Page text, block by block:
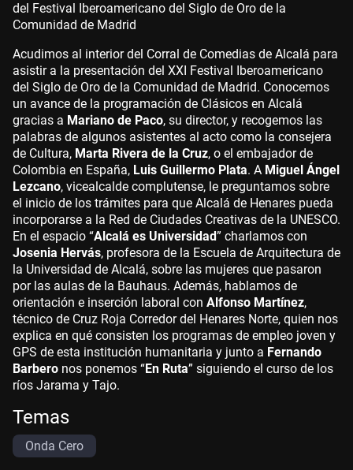
del Festival Iberoamericano del Siglo de Oro de la
Comunidad de Madrid
Acudimos al interior del Corral de Comedias de Alcalá para
asistir a la presentación del XXI Festival Iberoamericano
del Siglo de Oro de la Comunidad de Madrid. Conocemos
un avance de la programación de Clásicos en Alcalá
gracias a Mariano de Paco, su director, y recogemos las
palabras de algunos asistentes al acto como la consejera
de Cultura, Marta Rivera de la Cruz, o el embajador de
Colombia en España, Luis Guillermo Plata. A Miguel Ángel
Lezcano, vicealcalde complutense, le preguntamos sobre
el inicio de los trámites para que Alcalá de Henares pueda
incorporarse a la Red de Ciudades Creativas de la UNESCO.
En el espacio “Alcalá es Universidad” charlamos con
Josenia Hervás, profesora de la Escuela de Arquitectura de
la Universidad de Alcalá, sobre las mujeres que pasaron
por las aulas de la Bauhaus. Además, hablamos de
orientación e inserción laboral con Alfonso Martínez,
técnico de Cruz Roja Corredor del Henares Norte, quien nos
explica en qué consisten los programas de empleo joven y
GPS de esta institución humanitaria y junto a Fernando
Barbero nos ponemos “En Ruta” siguiendo el curso de los
ríos Jarama y Tajo.
Temas
Onda Cero